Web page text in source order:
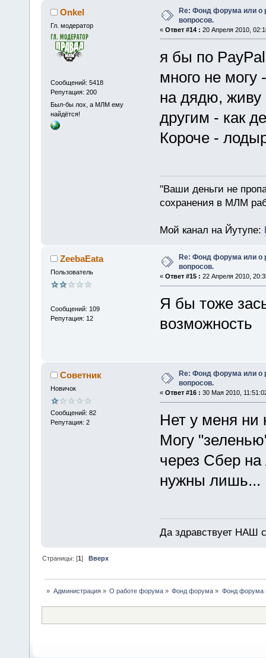
Onkel
Гл. модератор
Сообщений: 5418
Репутация: 200
Был-бы лох, а МЛМ ему
найдётся!
Re: Фонд форума или
вопросов.
« Ответ #14 : 20 Апреля 2010,
я бы по
много не
на дядю, живу
другим - как
Короче -
"Ваши деньги не
сохранения в МЛМ
Мой канал на Йутупе:
ZeebaEata
Пользователь
Сообщений: 109
Репутация: 12
Re: Фонд форума или
вопросов.
« Ответ #15 : 22 Апреля 2010,
Я бы тоже
возможность
Советник
Новичок
Сообщений: 82
Репутация: 2
Re: Фонд форума или
вопросов.
« Ответ #16 : 30 Мая 2010,
Нет у меня ни
Могу
через Сбер на
нужны лишь...
Да здравствует НАШ
Страницы: [1]Вверх
» Администрация» О работе форума» Фонд форума » Фонд форума